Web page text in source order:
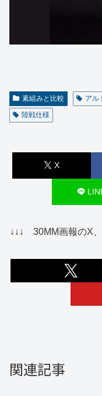
素組みと比較 アル
陸戦仕様
X
↓↓↓ 30MM画報のX
関連記事